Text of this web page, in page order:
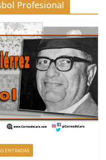
Profesional
ENTRADAS